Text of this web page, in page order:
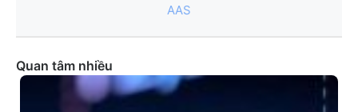
AAS
Quan tâm nhiều